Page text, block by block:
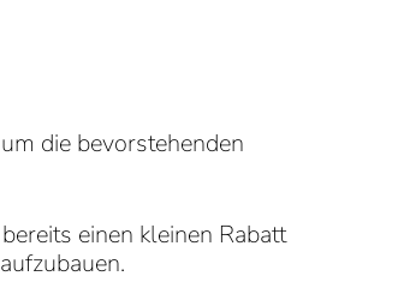
die bevorstehenden
einen kleinen Rabatt